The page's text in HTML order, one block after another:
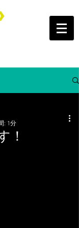
Club YAMAMOTO
！
: 1分